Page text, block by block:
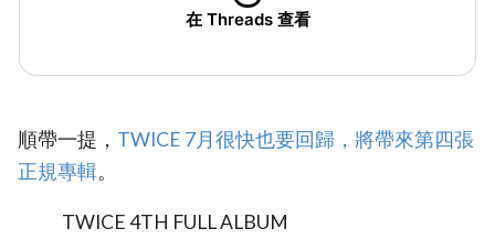
在 Threads 查看
順帶一提， TWICE 7月很快也要回歸，將帶來第四張
正規專輯。
TWICE 4TH FULL ALBUM